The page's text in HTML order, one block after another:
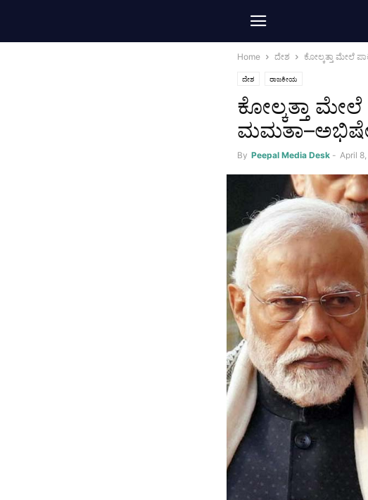
Home ದೇಶ ಕೋಲ್ಕತ್ತಾ ಮೇಲೆ
ದೇಶ ರಾಜಕೀಯ
ಕೋಲ್ಕತ್ತಾ
By Peepal Media Desk - April